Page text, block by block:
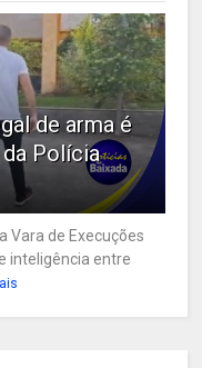
de arma é
Polícia
Vara de Execuções
inteligência entre